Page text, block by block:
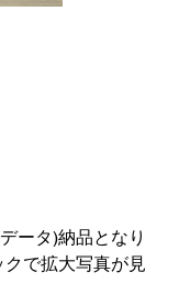
ータ)納品となり
で拡大写真が見